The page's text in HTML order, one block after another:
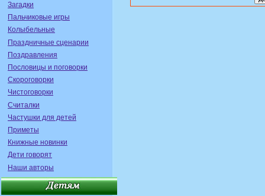
Загадки
Пальчиковые игры
Колыбельные
Праздничные сценарии
Поздравления
Пословицы и поговорки
Скороговорки
Чистоговорки
Считалки
Частушки для детей
Приметы
Книжные новинки
Дети говорят
Наши авторы